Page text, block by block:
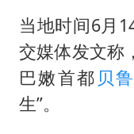
当地时间6月
交媒体发文称
巴嫩首都 贝
生”。